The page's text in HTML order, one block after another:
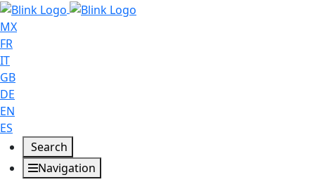
MX
FR
IT
GB
DE
EN
ES
Search
Navigation